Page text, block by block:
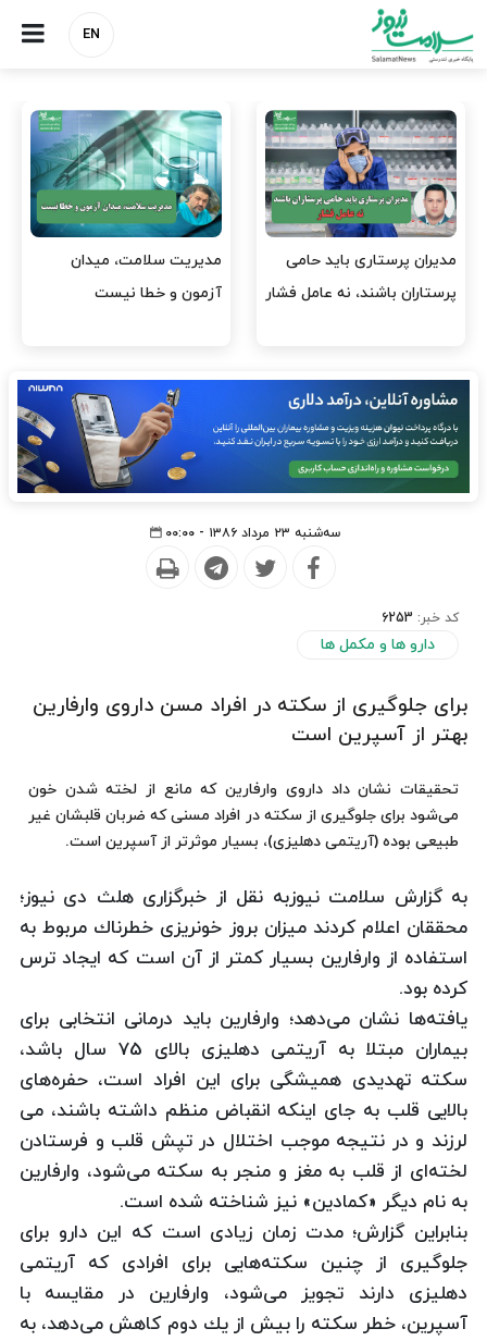
EN
وقت وزیر بهداشت باید صرف
افتتاح پروژه‌ها شود؟
واردات دارو و کالاهای اساسی
باید در اولویت تخصیص ارز
سه‌شنبه ۲۳ مرداد ۱۳۸۶ - ۰۰:۰۰
کد خبر: 6253
دارو ها و مکمل ها
برای جلوگیری از سكته در افراد مسن داروی وارفارین
بهتر از آسپرین است
تحقیقات نشان داد داروی وارفارین كه مانع از لخته شدن خون
می‌شود برای جلوگیری از سكته در افراد مسنی كه ضربان قلبشان غیر
طبیعی بوده (آریتمی دهلیزی)، بسیار موثرتر از آسپرین است.
به گزارش سلامت نیوزبه نقل از خبرگزاری هلث دی نیوز؛
محققان اعلام كردند میزان بروز خونریزی خطرناك مربوط به
استفاده از وارفارین بسیار كمتر از آن است كه ایجاد ترس
كرده بود.
یافته‌ها نشان می‌دهد؛ وارفارین باید درمانی انتخابی برای
بیماران مبتلا به آریتمی دهلیزی بالای 75 سال باشد،
سكته تهدیدی همیشگی برای این افراد است، حفره‌های
بالایی قلب به جای اینكه انقباض منظم داشته باشند، می
لرزند و در نتیجه موجب اختلال در تپش قلب و فرستادن
لخته‌ای از قلب به مغز و منجر به سكته می‌شود، وارفارین
به نام دیگر «كمادین» نیز شناخته شده است.
بنابراین گزارش؛ مدت زمان زیادی است كه این دارو برای
جلوگیری از چنین سكته‌هایی برای افرادی كه آریتمی
دهلیزی دارند تجویز می‌شود، وارفارین در مقایسه با
آسپرین، خطر سكته را بیش از یك دوم كاهش می‌دهد، به